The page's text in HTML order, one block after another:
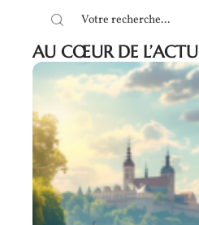
AU CŒUR DE L’ACTU